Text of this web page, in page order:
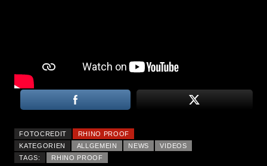
FOTOCREDIT
RHINO PROOF
KATEGORIEN
ALLGEMEIN NEWS
VIDEOS
TAGS:
RHINO PROOF